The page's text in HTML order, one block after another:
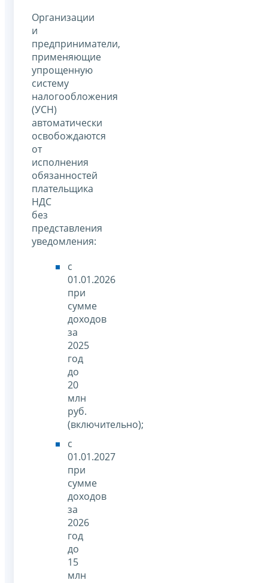
Организации
и
предприниматели,
применяющие
упрощенную
систему
налогообложения
(УСН)
автоматически
освобождаются
от
исполнения
обязанностей
плательщика
НДС
без
представления
уведомления:
с
01.01.2026
при
сумме
доходов
за
2025
год
до
20
млн
руб.
(включительно);
с
01.01.2027
при
сумме
доходов
за
2026
год
до
15
млн